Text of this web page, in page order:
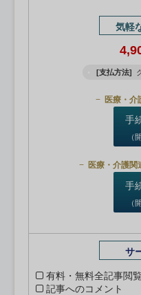
気軽
[支払方法]
医療・介
手
（
医療・介護関
手
（
サ
有料・無料全記事閲覧
記事へのコメント